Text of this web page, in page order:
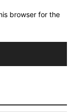
browser for the